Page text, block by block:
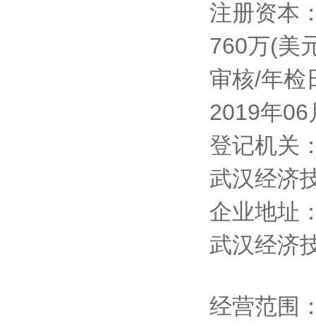
注册资本
760万(美
审核/年检
2019年06
登记机关
武汉经济
企业地址
武汉经济
经营范围